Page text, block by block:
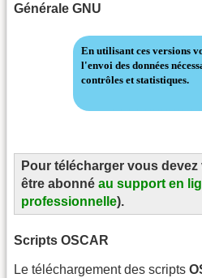
Générale GNU
En utilisant ces versions
l'envoi des données
contrôles et statistiques.
Pour télécharger vous devez
être abonné au support en
professionnelle).
Scripts OSCAR
Le téléchargement des scripts